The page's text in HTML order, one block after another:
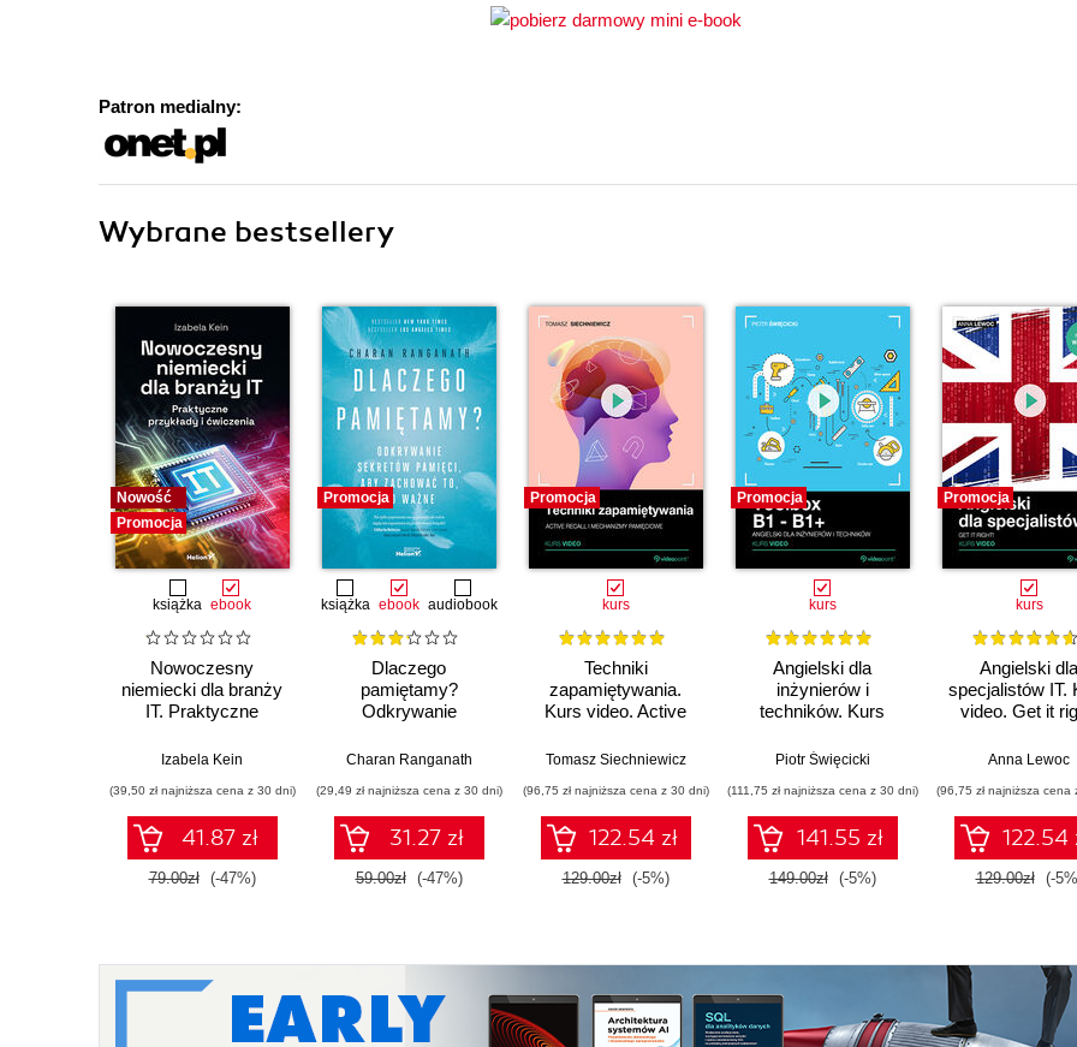
Patron medialny:
Wybrane bestsellery
Nowość
Promocja
książka ebook
Nowoczesny
niemiecki dla branży
IT. Praktyczne
Izabela Kein
(39,50 zł najniższa cena z 30 dni)
41.87 zł
79.00zł (-47%)
Promocja
książka ebook audiobook
Dlaczego
pamiętamy?
Odkrywanie
aby zachować to, co
Charan Ranganath
(29,49 zł najniższa cena z 30 dni)
31.27 zł
59.00zł (-47%)
Promocja
kurs
Techniki
zapamiętywania.
Kurs video. Active
pamięciowe
Tomasz Siechniewicz
(96,75 zł najniższa cena z 30 dni)
122.54 zł
129.00zł (-5%)
Promocja
kurs
Angielski dla
inżynierów i
techników. Kurs
B1+
Piotr Święcicki
(111,75 zł najniższa cena z 30 dni)
141.55 zł
149.00zł (-5%)
Promocja
kurs
Angielski dla
specjalistów IT.
video. Get it
Anna Lewoc
(96,75 zł najniższa cena
122.54
129.00zł (-